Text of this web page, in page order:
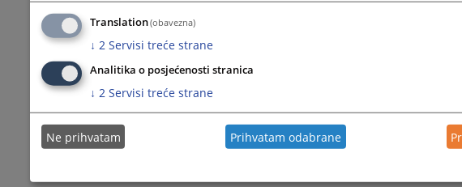
Translation(obavezna)
↓ 2 Servisi treće strane
Analitika o posjećenosti stranica
↓ 2 Servisi treće strane
Ne prihvatam Prihvatam odabrane